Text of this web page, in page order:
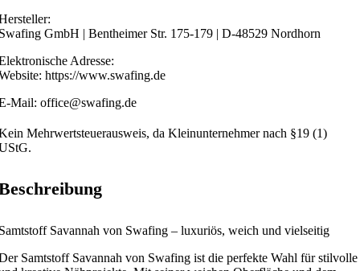
GmbH | Bentheimer Str. 175-179 | D-48529 Nordhorn
Adresse:
https://www.swafing.de
Mail: office@swafing.de
Mehrwertsteuerausweis, da Kleinunternehmer nach §19 (1)
Savannah von Swafing – luxuriös, weich und vielseitig
Samtstoff Savannah von Swafing ist die perfekte Wahl für stilvolle